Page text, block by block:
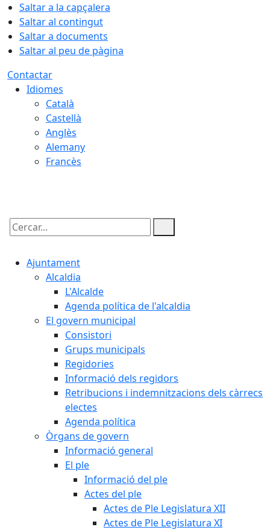
Saltar a la capçalera
Saltar al contingut
Saltar a documents
Saltar al peu de pàgina
Contactar
Idiomes
Català
Castellà
Anglès
Alemany
Francès
Cercar:
Ajuntament
Alcaldia
L'Alcalde
Agenda política de l'alcaldia
El govern municipal
Consistori
Grups municipals
Regidories
Informació dels regidors
Retribucions i indemnitzacions dels càrrecs
electes
Agenda política
Òrgans de govern
Informació general
El ple
Informació del ple
Actes del ple
Actes de Ple Legislatura XII
Actes de Ple Legislatura XI